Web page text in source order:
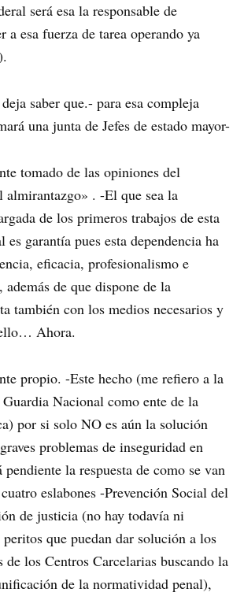
será esa la responsable de
a esa fuerza de tarea operando ya
saber que.- para esa compleja
una junta de Jefes de estado mayor-
tomado de las opiniones del
almirantazgo» . -El que sea la
de los primeros trabajos de esta
garantía pues esta dependencia ha
eficacia, profesionalismo e
de que dispone de la
también con los medios necesarios y
Ahora.
propio. -Este hecho (me refiero a la
Nacional como ente de la
por si solo NO es aún la solución
problemas de inseguridad en
la respuesta de como se van
eslabones -Prevención Social del
de justicia (no hay todavía ni
que puedan dar solución a los
de los Centros Carcelarias buscando la
de la normatividad penal),